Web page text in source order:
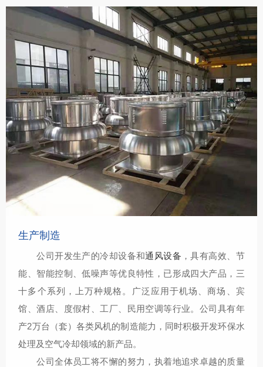
生产制造
公司开发生产的冷却设备和通风设备 ，具有高效、节
能、智能控制、低噪声等优良特性，已形成四大产品，三
十多个系列，上万种规格。广泛应用于机场、商场、宾
馆、酒店、度假村、工厂、民用空调等行业。公司具有年
产2万台（套）各类风机的制造能力，同时积极开发环保水
处理及空气冷却领域的新产品。
公司全体员工将不懈的努力，执着地追求卓越的质量